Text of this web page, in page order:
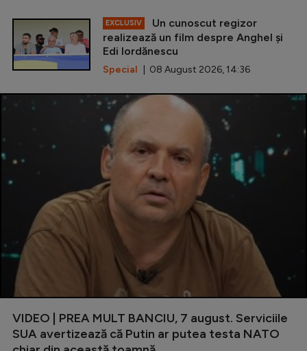
EXCLUSIV
Un cunoscut regizor
realizează un film despre Anghel și
Edi Iordănescu
Special | 08 August 2026, 14:36
VIDEO | PREA MULT BANCIU, 7 august. Serviciile
SUA avertizează că Putin ar putea testa NATO